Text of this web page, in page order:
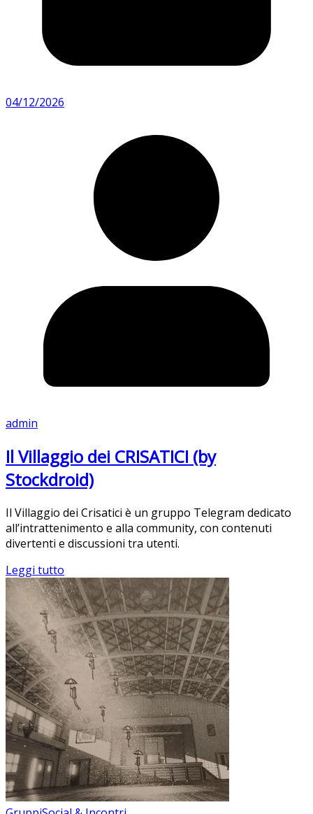
04/12/2026
admin
Il Villaggio dei CRISATICI (by
Stockdroid)
Il Villaggio dei Crisatici è un gruppo Telegram dedicato
all’intrattenimento e alla community, con contenuti
divertenti e discussioni tra utenti.
Leggi tutto